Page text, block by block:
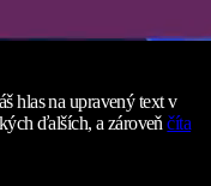
hlas na upravený text v
ďalších, a zároveňčíta